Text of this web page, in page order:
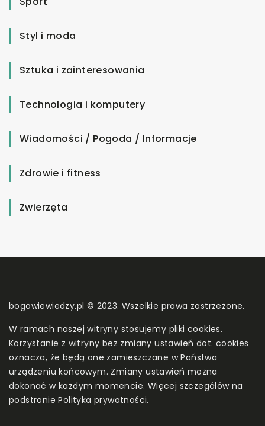
Styl i moda
Sztuka i zainteresowania
Technologia i komputery
Wiadomości / Pogoda / Informacje
Zdrowie i fitness
Zwierzęta
bogowiewiedzy.pl © 2023. Wszelkie prawa zastrzeżone.
W ramach naszej witryny stosujemy pliki cookies.
Korzystanie z witryny bez zmiany ustawień dot. cookies
oznacza, że będą one zamieszczane w Państwa
urządzeniu końcowym. Zmiany ustawień można
dokonać w każdym momencie. Więcej szczegółów na
podstroniePolityka prywatności.